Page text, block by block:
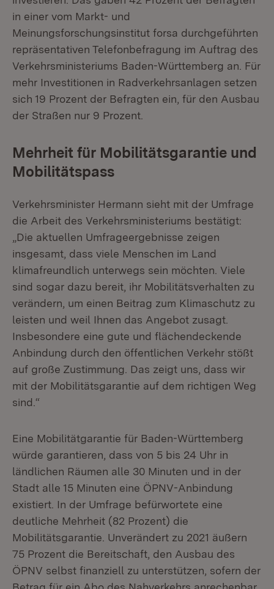
in einer vom Markt- und
Meinungsforschungsinstitut forsa durchgeführten
repräsentativen Telefonbefragung im Auftrag des
Verkehrsministeriums Baden-Württemberg an. Für
mehr Investitionen in Radverkehrsanlagen setzen
sich 19 Prozent der Befragten ein, für den Ausbau
der Straßen nur 9 Prozent.
Mehrheit für Mobilitätsgarantie und
Mobilitätspass
Verkehrsminister Hermann sieht mit der Umfrage
die Arbeit des Verkehrsministeriums bestätigt:
„Die aktuellen Umfrageergebnisse zeigen
insgesamt, dass viele Menschen im Land
klimafreundlich unterwegs sein möchten. Viele
sind sogar dazu bereit, ihr Mobilitätsverhalten zu
verändern, um einen Beitrag zum Klimaschutz zu
leisten und weil Ihnen das Angebot zusagt.
Insbesondere eine gute und flächendeckende
Anbindung durch den öffentlichen Verkehr stößt
auf große Zustimmung. Das zeigt uns, dass wir
mit der Mobilitätsgarantie auf dem richtigen Weg
sind.“
Eine Mobilitätgarantie für Baden-Württemberg
würde garantieren, dass von 5 bis 24 Uhr in
ländlichen Räumen alle 30 Minuten und in der
Stadt alle 15 Minuten eine ÖPNV-Anbindung
existiert. In der Umfrage befürwortete eine
deutliche Mehrheit (82 Prozent) die
Mobilitätsgarantie. Unverändert zu 2021 äußern
75 Prozent die Bereitschaft, den Ausbau des
ÖPNV selbst finanziell zu unterstützen, sofern der